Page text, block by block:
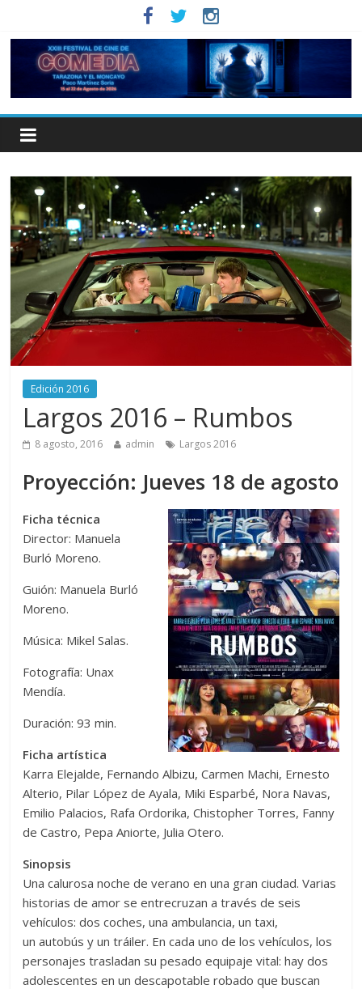
Edición 2016
Largos 2016 – Rumbos
8 agosto, 2016 admin Largos 2016
Proyección: Jueves 18 de agosto
Ficha técnica
Director: Manuela
Burló Moreno.
Guión: Manuela Burló
Moreno.
Música: Mikel Salas.
Fotografía: Unax
Mendía.
Duración: 93 min.
Ficha artística
Karra Elejalde, Fernando Albizu, Carmen Machi, Ernesto
Alterio, Pilar López de Ayala, Miki Esparbé, Nora Navas,
Emilio Palacios, Rafa Ordorika, Chistopher Torres, Fanny
de Castro, Pepa Aniorte, Julia Otero.
Sinopsis
Una calurosa noche de verano en una gran ciudad. Varias
historias de amor se entrecruzan a través de seis
vehículos: dos coches, una ambulancia, un taxi,
un autobús y un tráiler. En cada uno de los vehículos, los
personajes trasladan su pesado equipaje vital: hay dos
adolescentes en un descapotable robado que buscan